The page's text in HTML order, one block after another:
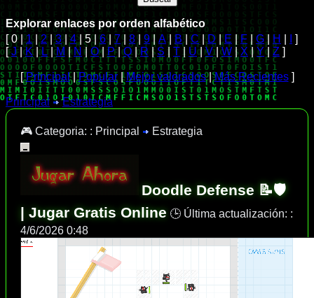
Explorar enlaces por orden alfabético
[ 0 |1|2|3|4| 5 |6| 7| 8| 9| A| B|C|D |E | F |G| H
]
[J|K|L|M |N | O|P|Q|R |S | T| U|V|W |X |Y| Z ]
[Principal|Popular|Mejor valorados|Más Recientes]
Principal Estrategia
🎮 Categoria: : Principal Estrategia
Doodle Defense 📝🛡️
| Jugar Gratis Online 🕒 Última actualización: :
4/6/2026 0:48